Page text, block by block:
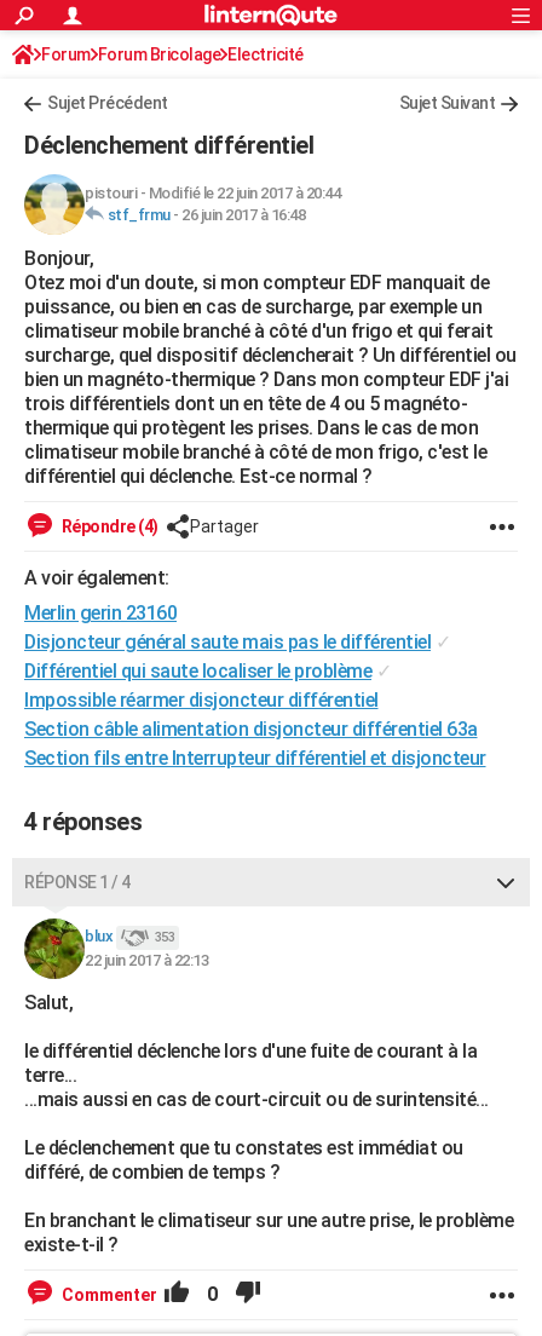
ACTUALITÉS
Politique
Société
Faits Divers
Education
Monde
Villes
+
FINANCE
Retraite
Impôts
Epargne
Immobilier
Risques naturels par ville
Banque
Assurance
Crédit
AUTO
Essais
Réserver un essai
Citadines
Berlines
SUV
Forum auto
+HIGH-TECH
Mobiles
Meilleur smartphone
Internet
Ordinateurs
Jeux vidéo
Guide high-tech
+BRICOLAGE
Forum
Aménagement intérieur
Extérieur
Cuisine
Salle de bains
Jardinage
Rangement
WEEK-END
Guides de France
Escapades
Patrimoine
Expositions
Musées
Week-end nature
+LIFESTYLE
Art de vivre
Bien-être
Loisirs
Mode
Modes de vie
SANTE
Alimentation
Guide de la santé
Maladies
Médicaments
Sommeil
VOYAGE
Destinations
City break
Voyage nature
Voyage de noces
Forum
Climat
PHOTO
GUIDES D'ACHAT
BONS PLANS
CARTE DE VOEUX
Carte de Noël
Carte Bonne année
Carte Saint-Valentin
Carte Pâques
Carte d'anniversaire
DICTIONNAIRE
Dictionnaire
Biographies
Citations
Expressions
Proverbes
PROGRAMME TV
AVIS DE DÉCÈS
FORUM
Bricolage
Lifestyle
Culture
Sport
Auto
Television
Voyage
Cinema
S'inscrire
Connexion
Forum Forum Bricolage Electricité
Sujet Précédent Sujet Suivant
Déclenchement différentiel
pistouri- Modifié le 22 juin 2017 à 20:44
stf_frmu- 26 juin 2017 à 16:48
Bonjour,
Otez moi d'un doute, si mon compteur EDF manquait de
puissance, ou bien en cas de surcharge, par exemple un
climatiseur mobile branché à côté d'un frigo et qui ferait
surcharge, quel dispositif déclencherait ? Un différentiel ou
bien un magnéto-thermique ? Dans mon compteur EDF j'ai
trois différentiels dont un en tête de 4 ou 5 magnéto-
thermique qui protègent les prises. Dans le cas de mon
climatiseur mobile branché à côté de mon frigo, c'est le
différentiel qui déclenche. Est-ce normal ?
Répondre (4) Partager
A voir également:
Merlin gerin 23160
Disjoncteur général saute mais pas le différentiel ✓
Différentiel qui saute localiser le problème ✓
Impossible réarmer disjoncteur différentiel
Section câble alimentation disjoncteur différentiel 63a
Section fils entre Interrupteur différentiel et disjoncteur
4 réponses
RÉPONSE 1 / 4
blux 353
22 juin 2017 à 22:13
Salut,
le différentiel déclenche lors d'une fuite de courant à la
terre...
...mais aussi en cas de court-circuit ou de surintensité...
Le déclenchement que tu constates est immédiat ou
différé, de combien de temps ?
En branchant le climatiseur sur une autre prise, le problème
existe-t-il ?
Commenter 0